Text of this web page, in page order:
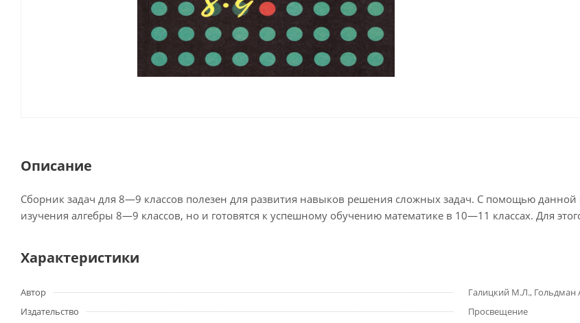
Описание
Сборник задач для 8—9 классов полезен для развития навыков решения сложных задач. С помощью данной
изучения алгебры 8—9 классов, но и готовятся к успешному обучению математике в 10—11 классах. Для
Характеристики
Автор
Галицкий М.Л.,
Издательство
Просвещение